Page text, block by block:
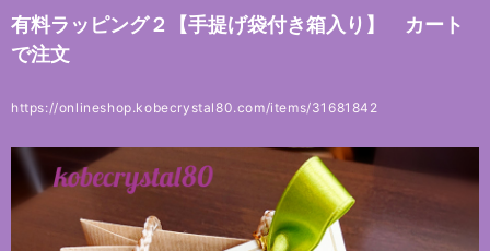
有料ラッピング２【手提げ袋付き箱入り】 カート
で注文
https://onlineshop.kobecrystal80.com/items/31681842